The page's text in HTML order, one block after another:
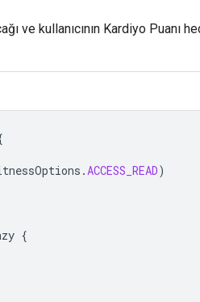
ve kullanıcının Kardiyo Puanı
.ACCESS_READ)
{